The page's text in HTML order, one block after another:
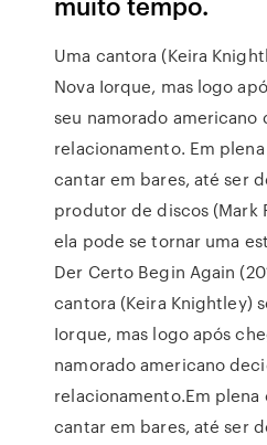
Uma cantora (Keira
Nova Iorque, mas logo
seu namorado
relacionamento. Em
cantar em bares, até ser
produtor de discos (Mark
ela pode se tornar uma
Der Certo Begin Again
cantora (Keira Knightley)
Iorque, mas logo após
namorado americano
relacionamento.Em plena
cantar em bares, até ser